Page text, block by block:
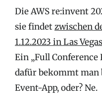
Die AWS re:invent
sie findetzwischen
1.12.2023 in Las Vegas
Ein „Full Conference
dafür bekommt
Event-App, oder? Ne.